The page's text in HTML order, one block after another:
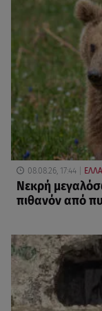
08.08.26, 17:44
Νεκρή
πιθανόν από